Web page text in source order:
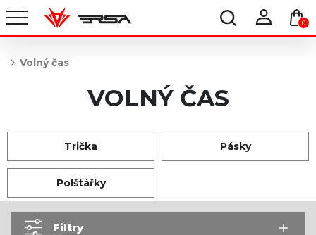
0
Volný čas
VOLNÝ ČAS
Trička Pásky
Polštářky
Filtry